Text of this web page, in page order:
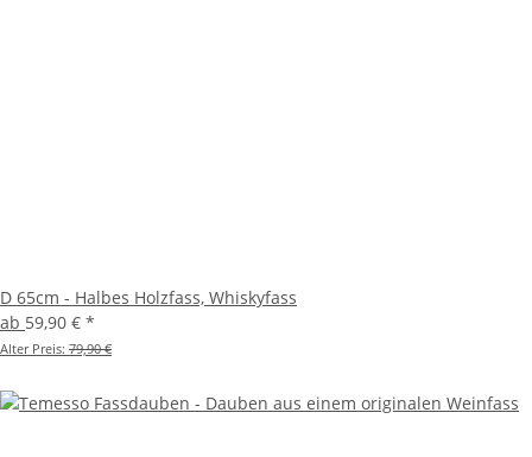
D 65cm - Halbes Holzfass, Whiskyfass
ab 59,90 € *
Alter Preis: 79,90 €